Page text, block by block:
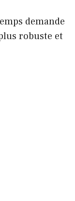
demande
robuste et